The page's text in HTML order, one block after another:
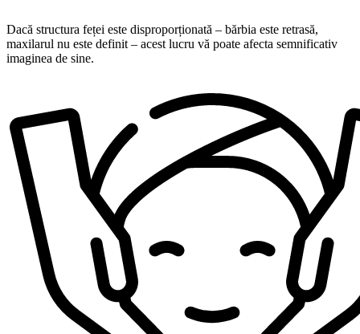
Dacă structura feței este disproporționată – bărbia este retrasă,
maxilarul nu este definit – acest lucru vă poate afecta semnificativ
imaginea de sine.